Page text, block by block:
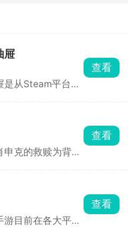
屉
从Steam平台移
，玩家需要通过
类，将餐具、文
逐一归位，整理
齐画面。
查看
克的救赎为背景
严密的监视，想
具，一点一滴的
计划，解决各种
离监狱。
查看
目前在各大平台
查看